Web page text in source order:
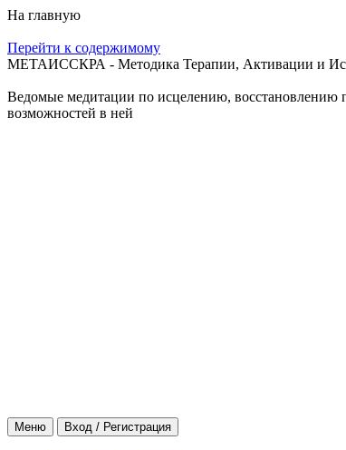
На главную
Перейти к содержимому
МЕТАИССКРА - Методика Терапии, Активации и
Ведомые медитации по исцелению, восстановлению
возможностей в ней
Меню Вход / Регистрация